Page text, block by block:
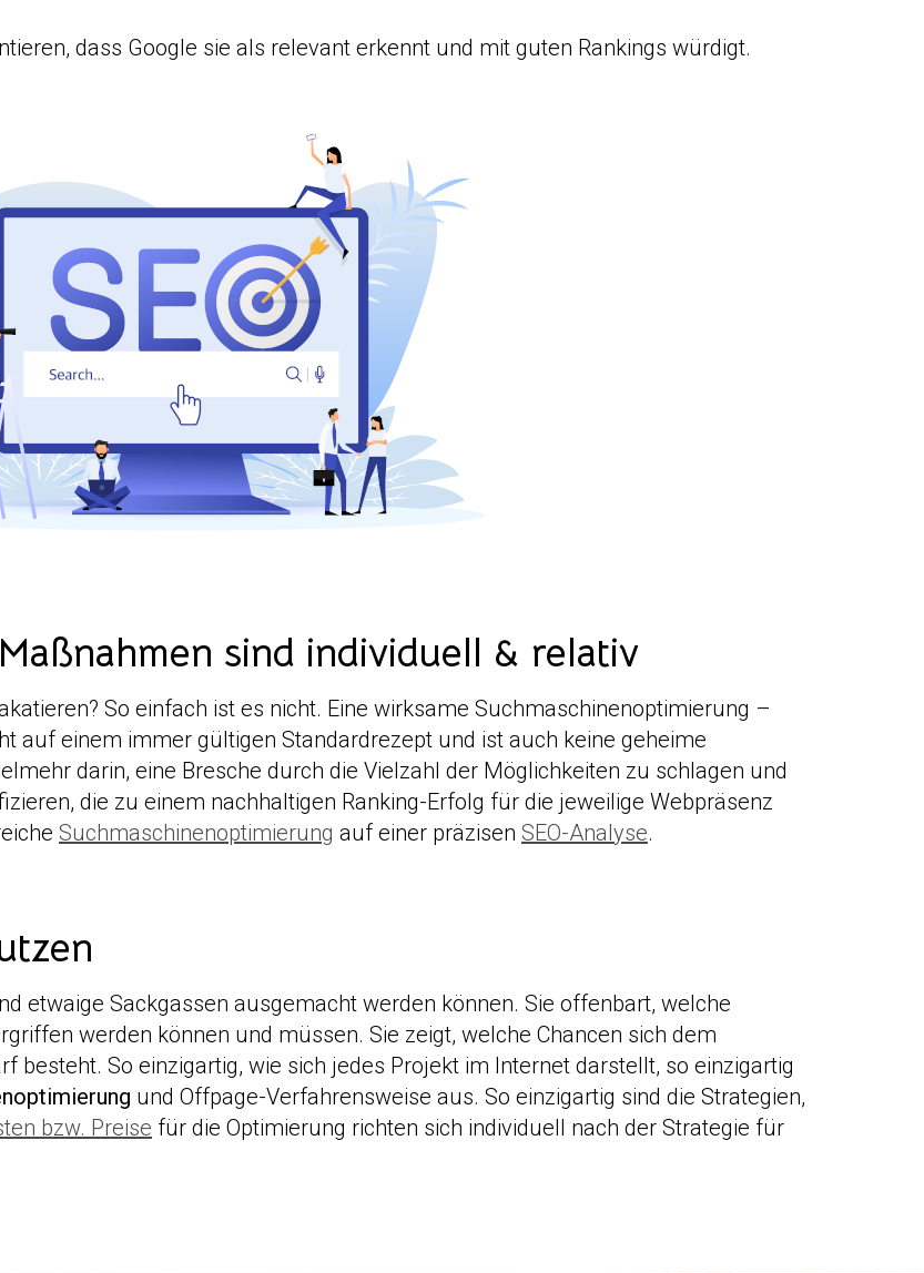
dass Google sie als relevant erkennt und mit guten Rankings würdigt.
sind individuell & relativ
So einfach ist es nicht. Eine wirksame Suchmaschinenoptimierung –
auf einem immer gültigen Standardrezept und ist auch keine geheime
darin, eine Bresche durch die Vielzahl der Möglichkeiten zu schlagen und
die zu einem nachhaltigen Ranking-Erfolg für die jeweilige Webpräsenz
Suchmaschinenoptimierung auf einer präzisen SEO-Analyse.
etwaige Sackgassen ausgemacht werden können. Sie offenbart, welche
werden können und müssen. Sie zeigt, welche Chancen sich dem
besteht. So einzigartig, wie sich jedes Projekt im Internet darstellt, so einzigartig
und Offpage-Verfahrensweise aus. So einzigartig sind die Strategien,
bzw. Preise für die Optimierung richten sich individuell nach der Strategie für